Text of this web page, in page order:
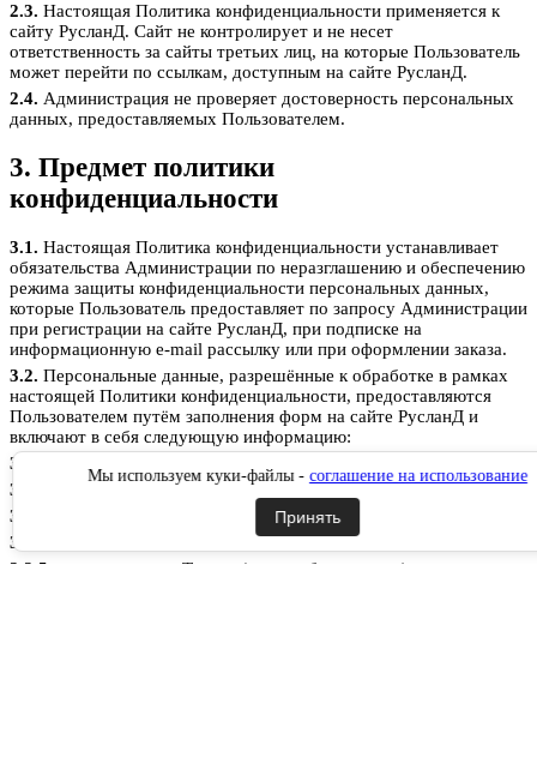
2.3. Настоящая Политика конфиденциальности применяется к
сайту РусланД. Сайт не контролирует и не несет
ответственность за сайты третьих лиц, на которые Пользователь
может перейти по ссылкам, доступным на сайте РусланД.
2.4. Администрация не проверяет достоверность персональных
данных, предоставляемых Пользователем.
3. Предмет политики
конфиденциальности
3.1. Настоящая Политика конфиденциальности устанавливает
обязательства Администрации по неразглашению и обеспечению
режима защиты конфиденциальности персональных данных,
которые Пользователь предоставляет по запросу Администрации
при регистрации на сайте РусланД, при подписке на
информационную e-mail рассылку или при оформлении заказа.
3.2. Персональные данные, разрешённые к обработке в рамках
настоящей Политики конфиденциальности, предоставляются
Пользователем путём заполнения форм на сайте РусланД и
включают в себя следующую информацию:
3.2.1.
3.2.2.
контактный телефон Пользователя;
3.2.3.
адрес электронной почты (e-mail)
3.2.4.
место жительство Пользователя (при необходимости)
3.2.5.
адрес доставки Товара (при необходимости)
Мы используем куки-файлы - соглашение на использование
Принять